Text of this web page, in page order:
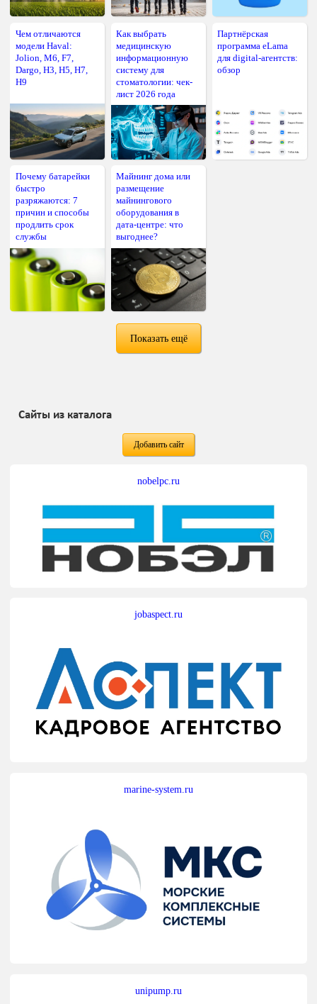
Чем отличаются
модели Haval:
Jolion, M6, F7,
Dargo, H3, H5, H7,
H9
Как выбрать
медицинскую
информационную
систему для
стоматологии: чек-
лист 2026 года
Партнёрская
программа eLama
для digital-агентств:
обзор
Почему батарейки
быстро
разряжаются: 7
причин и способы
продлить срок
службы
Майнинг дома или
размещение
майнингового
оборудования в
дата-центре: что
выгоднее?
Показать ещё
Сайты из каталога
Добавить сайт
nobelpc.ru
jobaspect.ru
marine-system.ru
unipump.ru